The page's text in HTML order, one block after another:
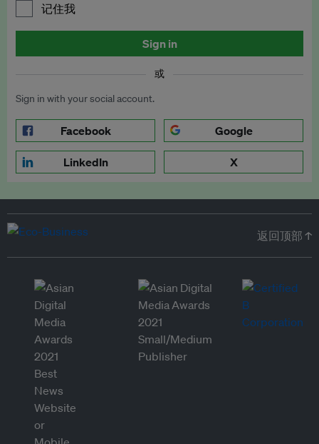
记住我
Sign in
或
Sign in with your social account.
Facebook Google
LinkedIn X
返回顶部 ↑